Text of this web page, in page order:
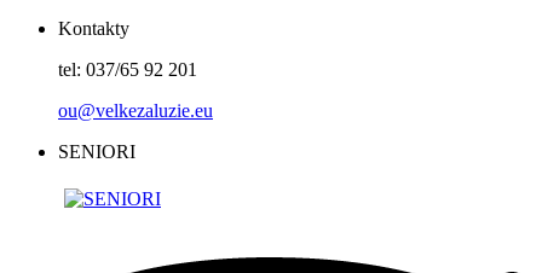
Kontakty
tel: 037/65 92 201
ou@velkezaluzie.eu
SENIORI